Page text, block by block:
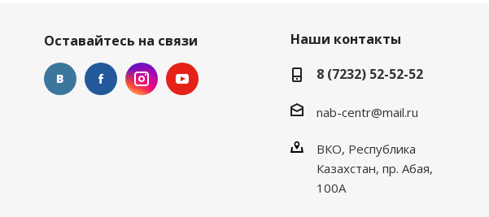
Оставайтесь на связи
Наши контакты
8 (7232) 52-52-52
nab-centr@mail.ru
ВКО, Республика
Казахстан, пр. Абая,
100А